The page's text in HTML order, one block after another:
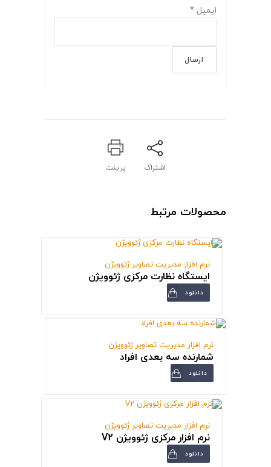
ایمیل *
اشتراک پرینت
محصولات مرتبط
نرم افزار مدیریت تصاویر ژئوویژن
ایستگاه نظارت مرکزی ژئوویژن
دانلود
نرم افزار مدیریت تصاویر ژئوویژن
شمارنده سه بعدی افراد
دانلود
نرم افزار مدیریت تصاویر ژئوویژن
نرم افزار مرکزی ژئوویژن V2
دانلود